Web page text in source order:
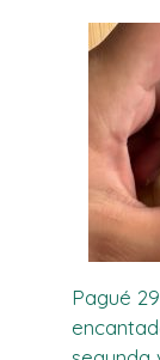
Pagué